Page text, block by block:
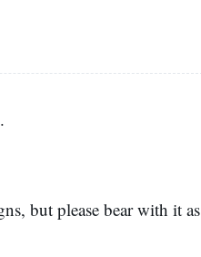
but please bear with it as